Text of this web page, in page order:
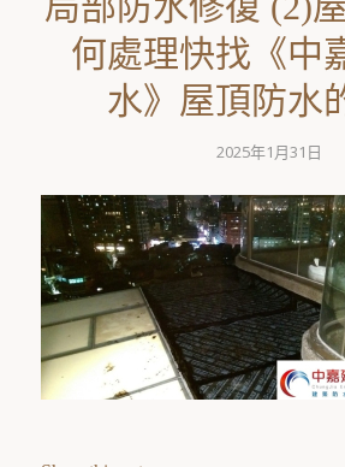
何處理快找《中
水》屋頂防水
2025年1月31日